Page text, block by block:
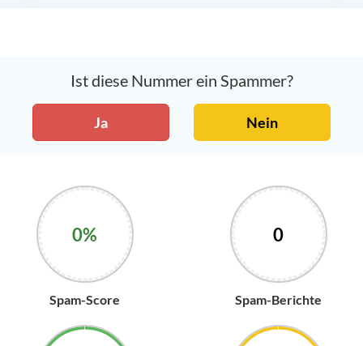
Ist diese Nummer ein Spammer?
Ja Nein
0%
Spam-Score
0
Spam-Berichte